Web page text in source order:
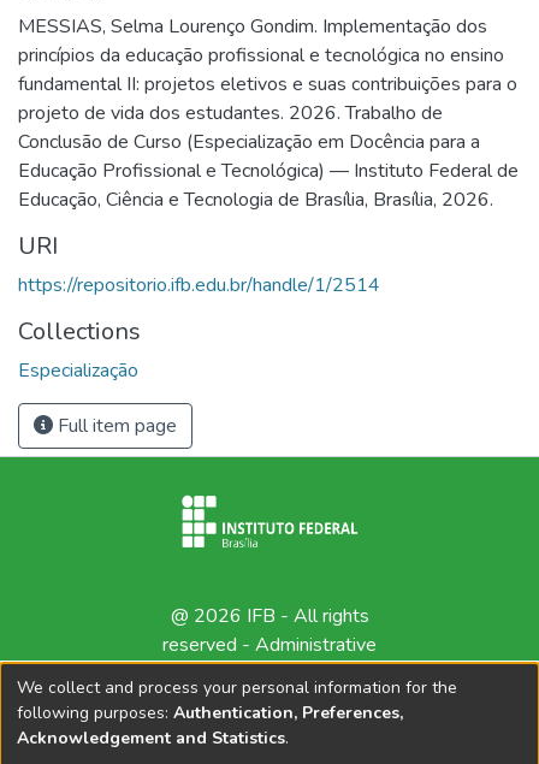
MESSIAS, Selma Lourenço Gondim. Implementação dos
princípios da educação profissional e tecnológica no ensino
fundamental II: projetos eletivos e suas contribuições para o
projeto de vida dos estudantes. 2026. Trabalho de
Conclusão de Curso (Especialização em Docência para a
Educação Profissional e Tecnológica) — Instituto Federal de
Educação, Ciência e Tecnologia de Brasília, Brasília, 2026.
URI
https://repositorio.ifb.edu.br/handle/1/2514
Collections
Especialização
Full item page
@ 2026 IFB - All rights
reserved - Administrative
We collect and process your personal information for the
following purposes: Authentication, Preferences,
Acknowledgement and Statistics.